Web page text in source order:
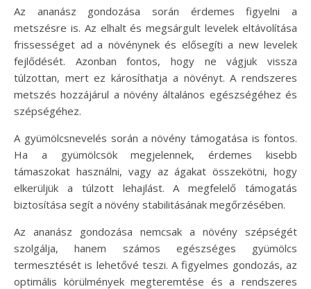
Az ananász gondozása során érdemes figyelni a
metszésre is. Az elhalt és megsárgult levelek eltávolítása
frissességet ad a növénynek és elősegíti a new levelek
fejlődését. Azonban fontos, hogy ne vágjuk vissza
túlzottan, mert ez károsíthatja a növényt. A rendszeres
metszés hozzájárul a növény általános egészségéhez és
szépségéhez.
A gyümölcsnevelés során a növény támogatása is fontos.
Ha a gyümölcsök megjelennek, érdemes kisebb
támaszokat használni, vagy az ágakat összekötni, hogy
elkerüljük a túlzott lehajlást. A megfelelő támogatás
biztosítása segít a növény stabilitásának megőrzésében.
Az ananász gondozása nemcsak a növény szépségét
szolgálja, hanem számos egészséges gyümölcs
termesztését is lehetővé teszi. A figyelmes gondozás, az
optimális körülmények megteremtése és a rendszeres